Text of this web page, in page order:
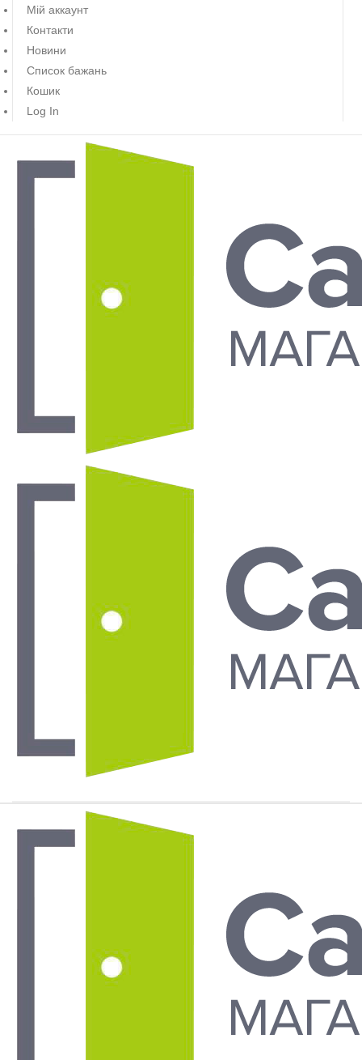
Мій аккаунт
Контакти
Новини
Список бажань
Кошик
Log In